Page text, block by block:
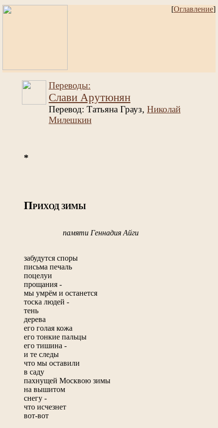
[Оглавление]
Переводы:
Слави Арутюнян
Перевод: Татьяна Грауз, Николай
Милешкин
*
ПРИХОД ЗИМЫ
памяти Геннадия Айги
забудутся споры
письма печаль
поцелуи
прощания -
мы умрём и останется
тоска людей -
тень
дерева
его голая кожа
его тонкие пальцы
его тишина -
и те следы
что мы оставили
в саду
пахнущей Москвою зимы
на вышитом
снегу -
что исчезнет
вот-вот